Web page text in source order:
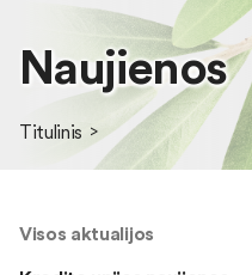
Naujienos
Titulinis
Visos aktualijos